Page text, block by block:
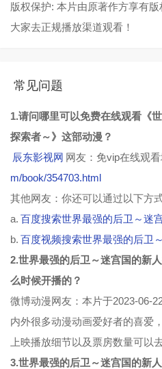
版权保护: 本片由原著作方享有版
大家去正规播放渠道观看！
常见问题
1.请问哪里可以免费在线观看《
探索者～》这部动漫？
辰东影视网 网友：免vip在线观看
m/book/354703.html
其他网友：你还可以通过以下方
a. 百度搜索世界最强的后卫～迷
b. 百度视频搜索世界最强的后卫
2.世界最强的后卫～迷宫国的新
么时候开播的？
微博动漫网友：本片于2023-06-
内外很多动漫动画爱好者的喜爱
上映播放细节以及票房数量可以
3.世界最强的后卫～迷宫国的新